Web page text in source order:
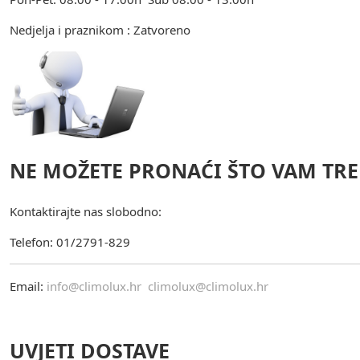
Nedjelja i praznikom : Zatvoreno
NE MOŽETE PRONAĆI ŠTO VAM
Kontaktirajte nas slobodno:
Telefon: 01/2791-829
Email: info@climolux.hr climolux@climolux.hr
UVJETI DOSTAVE